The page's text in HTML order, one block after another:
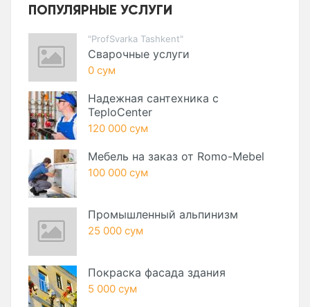
ПОПУЛЯРНЫЕ УСЛУГИ
"ProfSvarka Tashkent"
Сварочные услуги
0 сум
Надежная сантехника с
TeploCenter
120 000 сум
Мебель на заказ от Romo-Mebel
100 000 сум
Промышленный альпинизм
25 000 сум
Покраска фасада здания
5 000 сум